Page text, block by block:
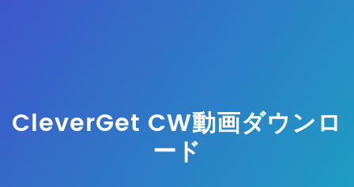
CleverGet CW動画ダウンロ
ード